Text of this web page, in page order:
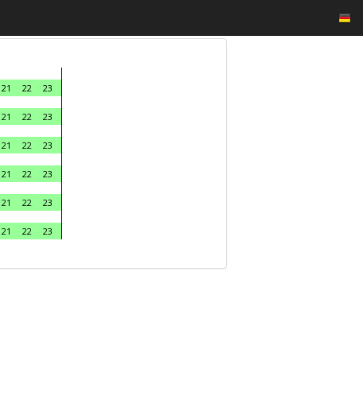
21 22
23
21 22
23
21 22
23
21 22
23
21 22
23
21 22
23